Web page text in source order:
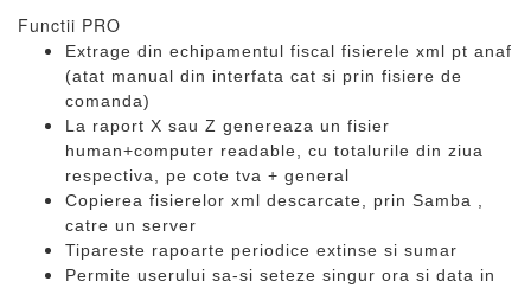
Functii PRO
Extrage din echipamentul fiscal fisierele xml pt anaf
(atat manual din interfata cat si prin fisiere de
comanda)
La raport X sau Z genereaza un fisier
human+computer readable, cu totalurile din ziua
respectiva, pe cote tva + general
Copierea fisierelor xml descarcate, prin Samba ,
catre un server
Tipareste rapoarte periodice extinse si sumar
Permite userului sa-si seteze singur ora si data in